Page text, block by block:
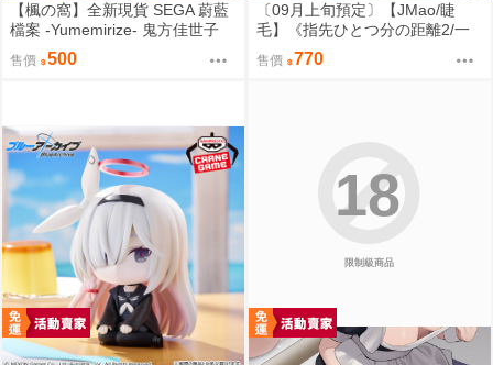
【楓の窩】全新現貨 SEGA 蔚藍
檔案 -Yumemirize- 鬼方佳世子
【日版】
售價 500
〔09月上旬預定〕【JMao/睫
毛】《指先ひとつ分の距離2/一
個指尖的距離2》多規格套組&單
品⬢黑市兔－睫毛貓舍 (parody:
售價 770
限制級商品
18